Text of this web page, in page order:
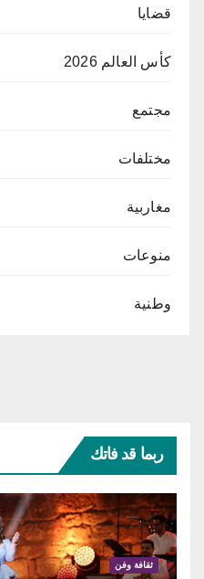
قضايا
كأس العالم 2026
مجتمع
مختلفات
مغاربية
منوعات
وطنية
ربما قد فاتك
ثقافة وفن